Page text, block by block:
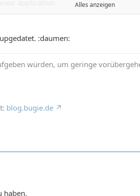
totally
and deringing
Alles anzeigen
:daumen:
würden, um geringe
blog.bugie.de
haben.